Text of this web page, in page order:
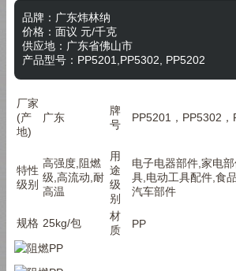
品牌： 广东炜林纳
价格： 面议 元/千克
供应地： 广东省佛山市
产品型号： PP5201,PP5302, PP5202
厂家
(产
地)
广东
牌
号
PP5201，PP5302，
特性
级别
高强度,阻燃
级,高流动,耐
高温
用
途
级
别
电子电器部件,家电
具,电动工具配件,食
汽车部件
规格 25kg/包
材
质
PP